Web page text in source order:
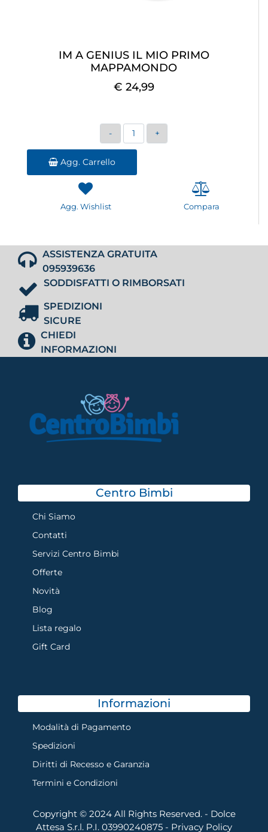
IM A GENIUS IL MIO PRIMO
MAPPAMONDO
€ 24,99
Quantità
Agg. Carrello
Agg. Wishlist Compara
ASSISTENZA GRATUITA
095939636
SODDISFATTI O RIMBORSATI
SPEDIZIONI
SICURE
CHIEDI
INFORMAZIONI
Centro Bimbi
Chi Siamo
Contatti
Servizi Centro Bimbi
Offerte
Novità
Blog
Lista regalo
Gift Card
Informazioni
Modalità di Pagamento
Spedizioni
Diritti di Recesso e Garanzia
Termini e Condizioni
Copyright © 2024 All Rights Reserved. - Dolce
Attesa S.r.l. P.I. 03990240875 - Privacy Policy